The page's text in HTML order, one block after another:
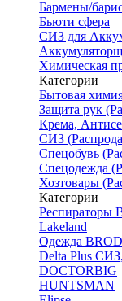
Бармены/
Бьюти сфера
СИЗ для
Химическая
Категории
Бытовая
Защита рук
Крема,
СИЗ
Спецобувь
Спецодежда
Хозтовары
Категории
Респираторы
Lakeland
Одежда
Delta Plus
DOCTORBIG
HUNTSMAN